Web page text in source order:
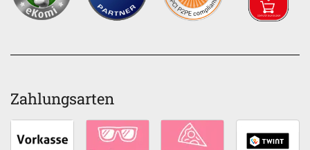
Zahlungsarten